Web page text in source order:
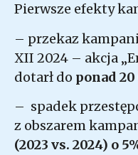
Pierwsze efekty
– przekaz
XII 2024 – akcja
dotarł do ponad
– spadek
z obszarem
(2023 vs. 2024) o